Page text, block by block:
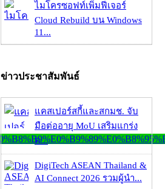
ไมโครซอฟท์เพิ่มฟีเจอร์
Cloud Rebuild บน Windows
11...
ข่าวประชาสัมพันธ์
แคสเปอร์สกี้และสกมช. จับ
มือต่ออายุ MoU เสริมแกร่ง
ค...
DigiTech ASEAN Thailand &
AI Connect 2026 รวมผู้นำ...